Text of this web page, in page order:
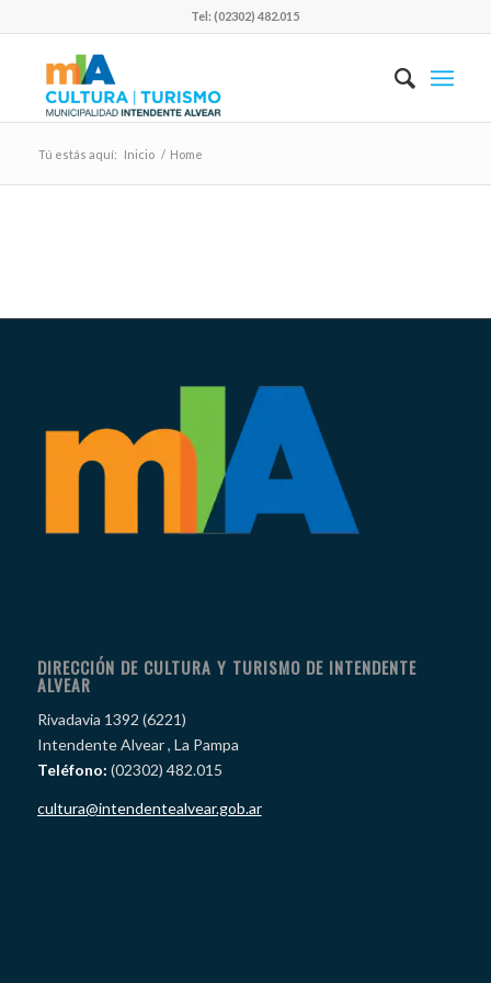
Tel: (02302) 482.015
Tú estás aquí: Inicio / Home
DIRECCIÓN DE CULTURA Y TURISMO DE INTENDENTE
ALVEAR
Rivadavia 1392 (6221)
Intendente Alvear , La Pampa
Teléfono: (02302) 482.015
cultura@intendentealvear.gob.ar